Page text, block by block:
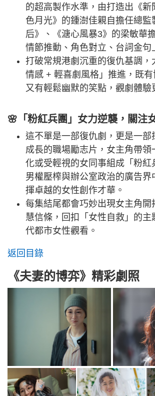
的超高製作水準，由打造出《新
色月光》的鍾澍佳親自擔任總監
后》、《溏心風暴3》的梁敏華
情節推動、角色對立、台詞金句
打破常規港劇沉重的復仇基調，
情感 + 輕喜劇風格」推進，既有
又有輕鬆幽默的笑點，觀劇體驗
🌸「粉紅兵團」女力逆襲，關注
這不單是一部復仇劇，更是一部
成長的職場勵志片，女主角帶領
化或受輕視的女同事組成「粉紅
男權壓榨與辦公室政治的廣告界
揮卓越的女性創作才華。
每集結尾都會巧妙出現女主角開
慧信條，回扣「女性自救」的主
代都市女性觀看。
返回目錄
《夫妻的博弈》精彩劇照